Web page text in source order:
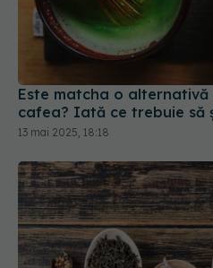
Este matcha o
cafea? Iată ce trebuie
13 mai 2025, 18:18